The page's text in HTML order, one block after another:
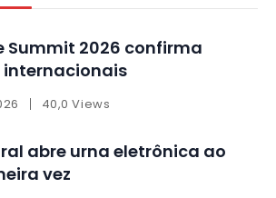
Summit 2026 confirma
40,0 Views
abre urna eletrônica ao
vez